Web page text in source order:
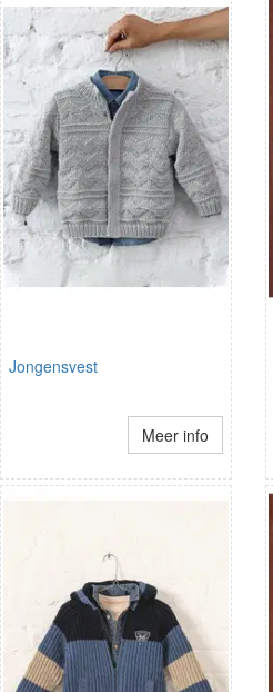
Jongensvest
Meer info